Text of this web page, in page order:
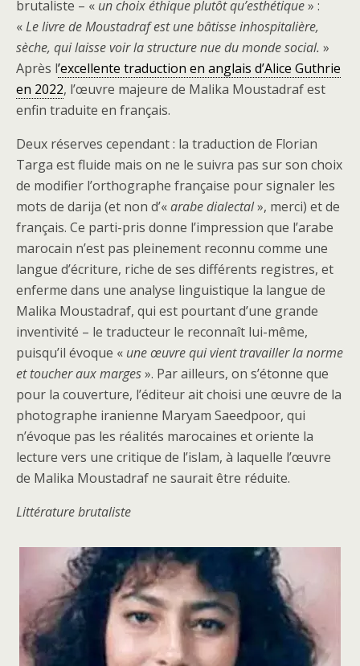
brutaliste – « un choix éthique plutôt qu’esthétique» :
«Le livre de Moustadraf est une bâtisse inhospitalière,
sèche, qui laisse voir la structure nue du monde social. »
Après l’excellente traduction en anglais d’Alice Guthrie
en 2022, l’œuvre majeure de Malika Moustadraf est
enfin traduite en français.
Deux réserves cependant : la traduction de Florian
Targa est fluide mais on ne le suivra pas sur son choix
de modifier l’orthographe française pour signaler les
mots de darija (et non d’«arabe dialectal», merci) et de
français. Ce parti-pris donne l’impression que l’arabe
marocain n’est pas pleinement reconnu comme une
langue d’écriture, riche de ses différents registres, et
enferme dans une analyse linguistique la langue de
Malika Moustadraf, qui est pourtant d’une grande
inventivité – le traducteur le reconnaît lui-même,
puisqu’il évoque « une œuvre qui vient travailler la norme
et toucher aux marges». Par ailleurs, on s’étonne que
pour la couverture, l’éditeur ait choisi une œuvre de la
photographe iranienne Maryam Saeedpoor, qui
n’évoque pas les réalités marocaines et oriente la
lecture vers une critique de l’islam, à laquelle l’œuvre
de Malika Moustadraf ne saurait être réduite.
Littérature brutaliste